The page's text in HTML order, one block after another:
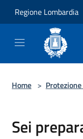
Regione Lombardia
Home >
Sei